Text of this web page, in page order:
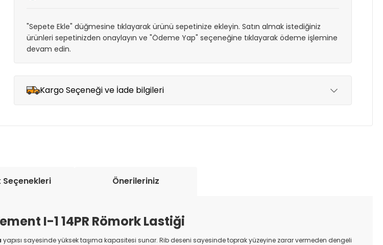
"Sepete Ekle" düğmesine tıklayarak ürünü sepetinize ekleyin. Satın almak istediğiniz
ürünleri sepetinizden onaylayın ve "Ödeme Yap" seçeneğine tıklayarak ödeme işlemine
devam edin.
Kargo Seçeneği ve İade bilgileri
Seçenekleri Önerileriniz
I-1 14PR Römork Lastiği
yapısı sayesinde yüksek taşıma kapasitesi sunar. Rib deseni sayesinde toprak yüzeyine zarar vermeden dengeli